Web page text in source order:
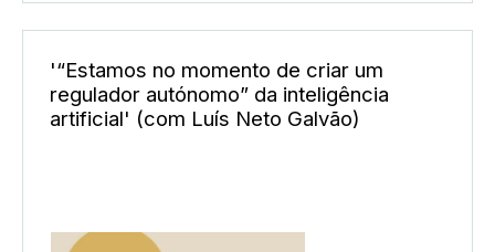
'“Estamos no momento de criar um
regulador autónomo” da inteligência
artificial' (com Luís Neto Galvão)